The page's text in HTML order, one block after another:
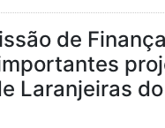
de
Laranjeiras